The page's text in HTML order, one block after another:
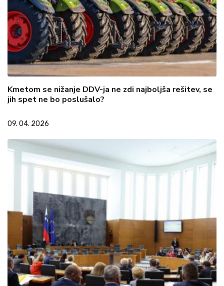
Kmetom se nižanje DDV-ja ne zdi najboljša rešitev, se
jih spet ne bo poslušalo?
09. 04. 2026